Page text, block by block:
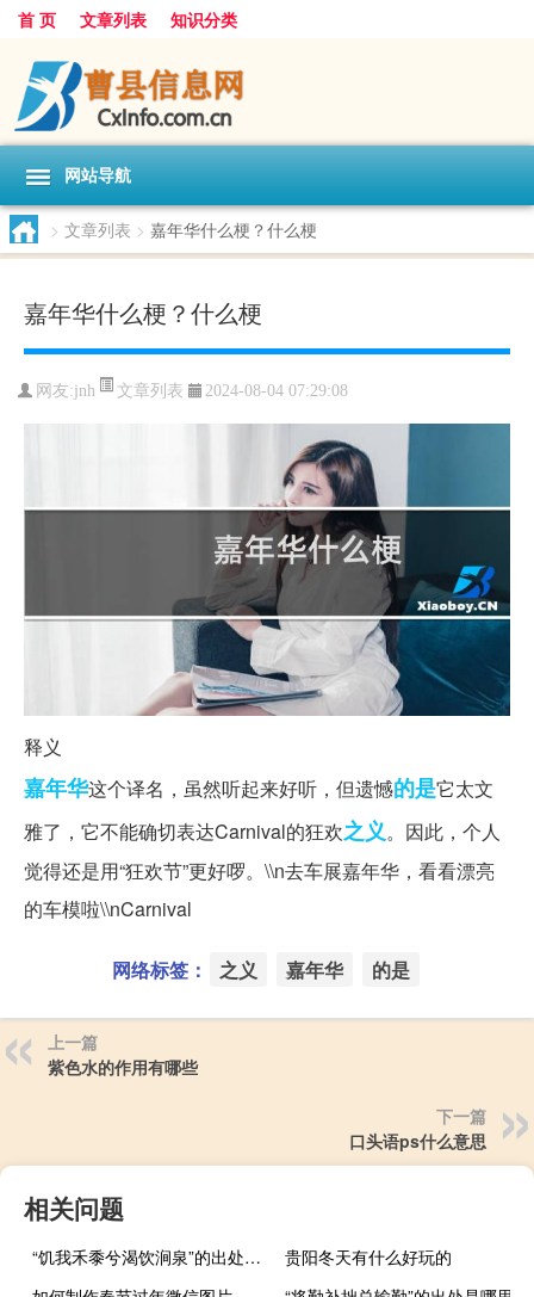
首 页 文章列表 知识分类
网站导航
> 文章列表 > 嘉年华什么梗？什么梗
嘉年华什么梗？什么梗
网友:jnh 文章列表 2024-08-04 07:29:08
释义
嘉年华这个译名，虽然听起来好听，但遗憾的是它太文
雅了，它不能确切表达Carnival的狂欢之义。因此，个人
觉得还是用“狂欢节”更好啰。\\n去车展嘉年华，看看漂亮
的车模啦\\nCarnival
网络标签： 之义 嘉年华 的是
上一篇
紫色水的作用有哪些
下一篇
口头语ps什么意思
相关问题
“饥我禾黍兮渴饮涧泉”的出处是哪里
贵阳冬天有什么好玩的